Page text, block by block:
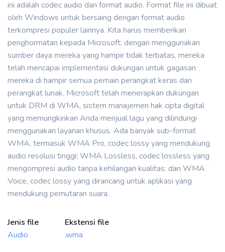
ini adalah codec audio dan format audio. Format file ini dibuat
oleh Windows untuk bersaing dengan format audio
terkompresi populer lainnya. Kita harus memberikan
penghormatan kepada Microsoft: dengan menggunakan
sumber daya mereka yang hampir tidak terbatas, mereka
telah mencapai implementasi dukungan untuk gagasan
mereka di hampir semua pemain perangkat keras dan
perangkat lunak. Microsoft telah menerapkan dukungan
untuk DRM di WMA, sistem manajemen hak cipta digital
yang memungkinkan Anda menjual lagu yang dilindungi
menggunakan layanan khusus. Ada banyak sub-format
WMA, termasuk WMA Pro, codec lossy yang mendukung
audio resolusi tinggi; WMA Lossless, codec lossless yang
mengompresi audio tanpa kehilangan kualitas; dan WMA
Voice, codec lossy yang dirancang untuk aplikasi yang
mendukung pemutaran suara.
Jenis file
Audio
Ekstensi file
.wma